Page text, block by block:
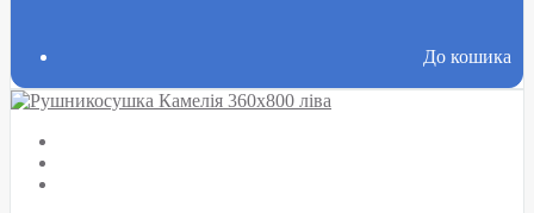
До кошика